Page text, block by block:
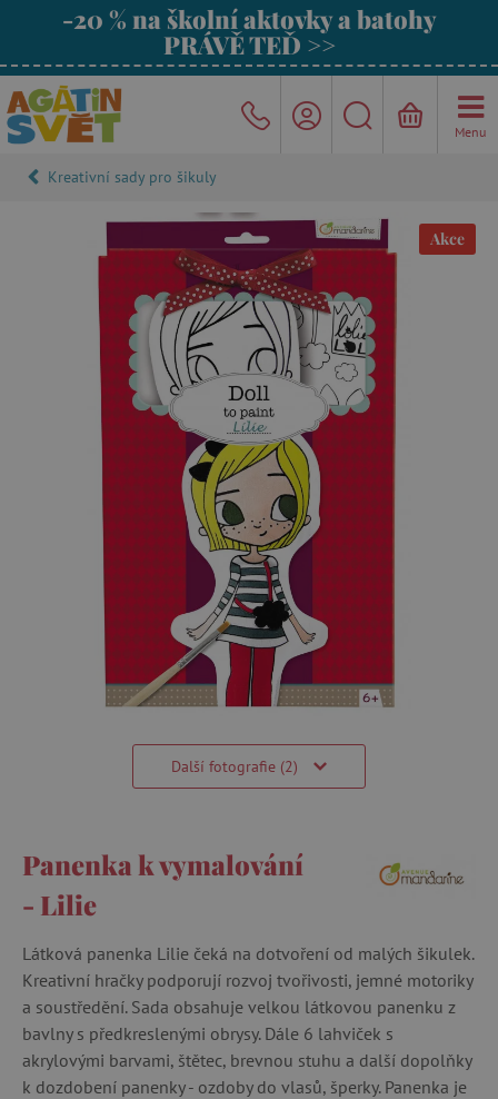
-20 % na školní aktovky a batohy
PRÁVĚ TEĎ >>
Menu
Kreativní sady pro šikuly
Akce
Další fotografie (2)
Panenka k vymalování
- Lilie
Látková panenka Lilie čeká na dotvoření od malých šikulek.
Kreativní hračky podporují rozvoj tvořivosti, jemné motoriky
a soustředění. Sada obsahuje velkou látkovou panenku z
bavlny s předkreslenými obrysy. Dále 6 lahviček s
akrylovými barvami, štětec, brevnou stuhu a další dopolňky
k dozdobení panenky - ozdoby do vlasů, šperky. Panenka je